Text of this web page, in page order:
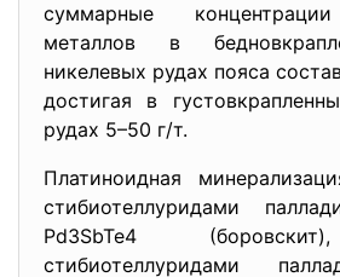
суммарные
металлов в
никелевых рудах пояса
достигая в
рудах 5–50 г/т.
Платиноидная
стибиотеллуридами
Pd3SbTe4
стибиотеллуридами